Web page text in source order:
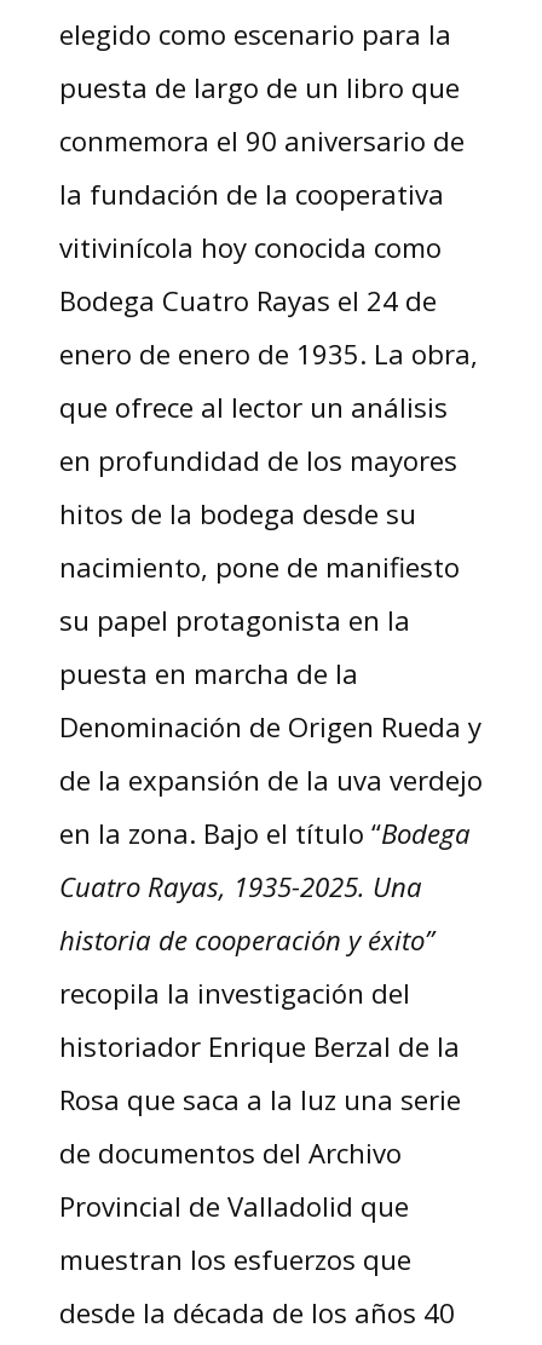
elegido como escenario para la
puesta de largo de un libro que
conmemora el 90 aniversario de
la fundación de la cooperativa
vitivinícola hoy conocida como
Bodega Cuatro Rayas el 24 de
enero de enero de 1935. La obra,
que ofrece al lector un análisis
en profundidad de los mayores
hitos de la bodega desde su
nacimiento, pone de manifiesto
su papel protagonista en la
puesta en marcha de la
Denominación de Origen Rueda y
de la expansión de la uva verdejo
en la zona. Bajo el título “Bodega
Cuatro Rayas, 1935-2025. Una
historia de cooperación y éxito”
recopila la investigación del
historiador Enrique Berzal de la
Rosa que saca a la luz una serie
de documentos del Archivo
Provincial de Valladolid que
muestran los esfuerzos que
desde la década de los años 40